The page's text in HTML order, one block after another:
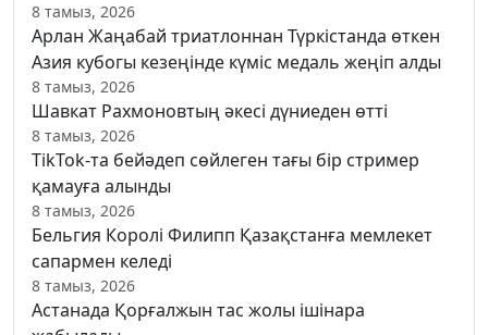
8 тамыз, 2026
Арлан Жаңабай триатлоннан Түркістанда өткен
Азия кубогы кезеңінде күміс медаль жеңіп алды
8 тамыз, 2026
Шавкат Рахмоновтың әкесі дүниеден өтті
8 тамыз, 2026
TikTok-та бейәдеп сөйлеген тағы бір стример
қамауға алынды
8 тамыз, 2026
Бельгия Королі Филипп Қазақстанға мемлекет
сапармен келеді
8 тамыз, 2026
Астанада Қорғалжын тас жолы ішінара